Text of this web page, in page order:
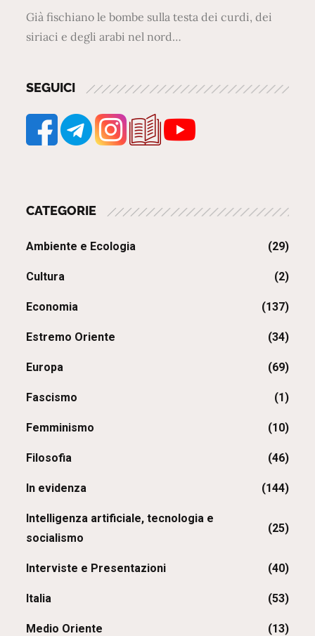
Già fischiano le bombe sulla testa dei curdi, dei
siriaci e degli arabi nel nord…
SEGUICI
CATEGORIE
Ambiente e Ecologia (29)
Cultura (2)
Economia (137)
Estremo Oriente (34)
Europa (69)
Fascismo (1)
Femminismo (10)
Filosofia (46)
In evidenza (144)
Intelligenza artificiale, tecnologia e
socialismo
(25)
Interviste e Presentazioni (40)
Italia (53)
Medio Oriente (13)